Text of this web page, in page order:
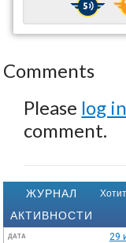
Comments
Please log in
comment.
ЖУРНАЛ
АКТИВНОСТИ
ДАТА 29